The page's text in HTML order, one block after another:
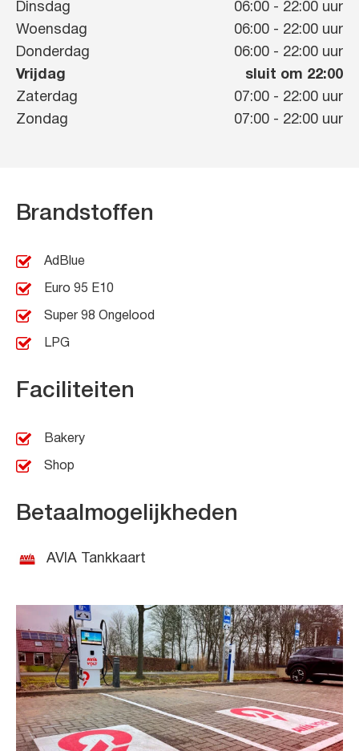
Dinsdag
06:00 - 22:00 uur
Woensdag
06:00 - 22:00 uur
Donderdag
06:00 - 22:00 uur
Vrijdag
sluit om 22:00
Zaterdag
07:00 - 22:00 uur
Zondag
07:00 - 22:00 uur
Brandstoffen
AdBlue
Euro 95 E10
Super 98 Ongelood
LPG
Faciliteiten
Bakery
Shop
Betaalmogelijkheden
AVIA Tankkaart